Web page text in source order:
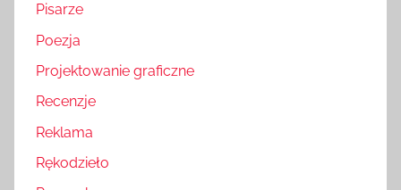
Pisarze
Poezja
Projektowanie graficzne
Recenzje
Reklama
Rękodzieło